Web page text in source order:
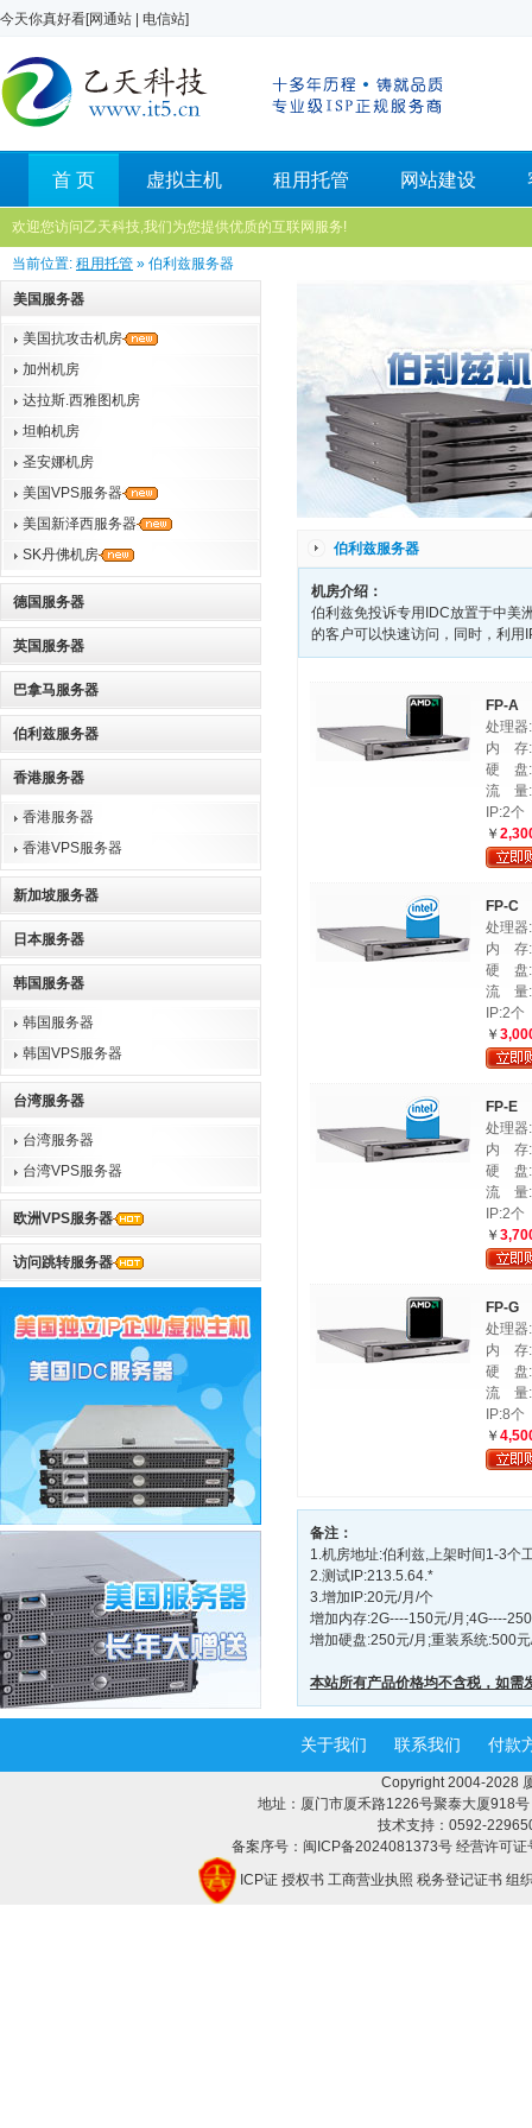
今天你真好看[网通站 电信站]
首 页 虚拟主机 租用托管 网站建设
欢迎您访问乙天科技,我们为您提供优质的互联网服务!
当前位置: 租用托管 » 伯利兹服务器
美国服务器
美国抗攻击机房
加州机房
达拉斯.西雅图机房
坦帕机房
圣安娜机房
美国VPS服务器
美国新泽西服务器
SK丹佛机房
德国服务器
英国服务器
巴拿马服务器
伯利兹服务器
香港服务器
香港服务器
香港VPS服务器
新加坡服务器
日本服务器
韩国服务器
韩国服务器
韩国VPS服务器
台湾服务器
台湾服务器
台湾VPS服务器
欧洲VPS服务器
访问跳转服务器
伯利兹服务器
机房介绍：
伯利兹免投诉专用IDC放置于中美
的客户可以快速访问，同时，利用
FP-A
处理器
内 存
硬 盘
流 量
IP:2个
￥
FP-C
处理
内 存
硬 盘
流 量
IP:2个
￥
FP-E
处理
内 存
硬 盘
流 量
IP:2个
￥
FP-G
处理器
内 存
硬 盘
流 量
IP:8个
￥
备注：
1.机房地址:伯利兹,上架时间1-3个
2.测试IP:213.5.64.*
3.增加IP:20元/月/个
增加内存:2G----150元/月;4G----
增加硬盘:250元/月;重装系统:500
本站所有产品价格均不含税，如需
关于我们 联系我们 付款
Copyright 2004-2028
地址：厦门市厦禾路1226号聚泰大厦918
技术支持：0592-
备案序号：闽ICP备2024081373号 经营许可
ICP证 授权书 工商营业执照 税务登记证书 组